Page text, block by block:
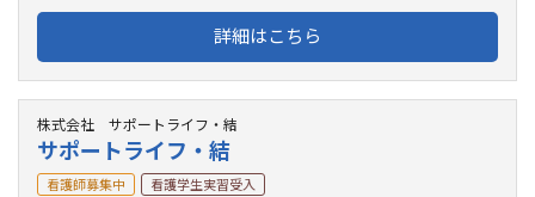
詳細はこちら
株式会社 サポートライフ・結
サポートライフ・結
看護師募集中 看護学生実習受入